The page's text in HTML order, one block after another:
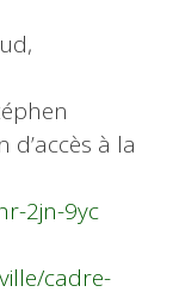
d’accès à la
2jn-9yc
cadre-